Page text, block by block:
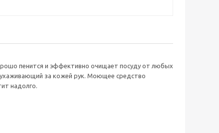
пенится и эффективно очищает посуду от любых
ухаживающий за кожей рук. Моющее средство
надолго.